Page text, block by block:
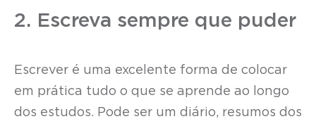
2. Escreva sempre que puder
Escrever é uma excelente forma de colocar
em prática tudo o que se aprende ao longo
dos estudos. Pode ser um diário, resumos dos